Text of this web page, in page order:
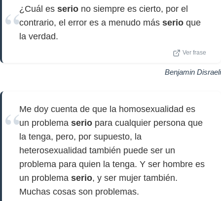
¿Cuál es serio no siempre es cierto, por el
contrario, el error es a menudo más serio que
la verdad.
Ver frase
Benjamin Disraeli
Me doy cuenta de que la homosexualidad es
un problema serio para cualquier persona que
la tenga, pero, por supuesto, la
heterosexualidad también puede ser un
problema para quien la tenga. Y ser hombre es
un problema serio, y ser mujer también.
Muchas cosas son problemas.